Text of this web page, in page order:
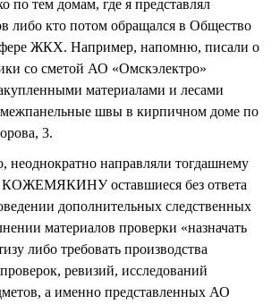
по тем домам, где я представлял
либо кто потом обращался в Общество
ЖКХ. Например, напомню, писали о
со сметой АО «Омскэлектро»
материалами и лесами
межпанельные швы в кирпичном доме по
3.
неоднократно направляли тогдашнему
КОЖЕМЯКИНУ оставшиеся без ответа
дополнительных следственных
материалов проверки «назначать
либо требовать производства
ревизий, исследований
а именно представленных АО